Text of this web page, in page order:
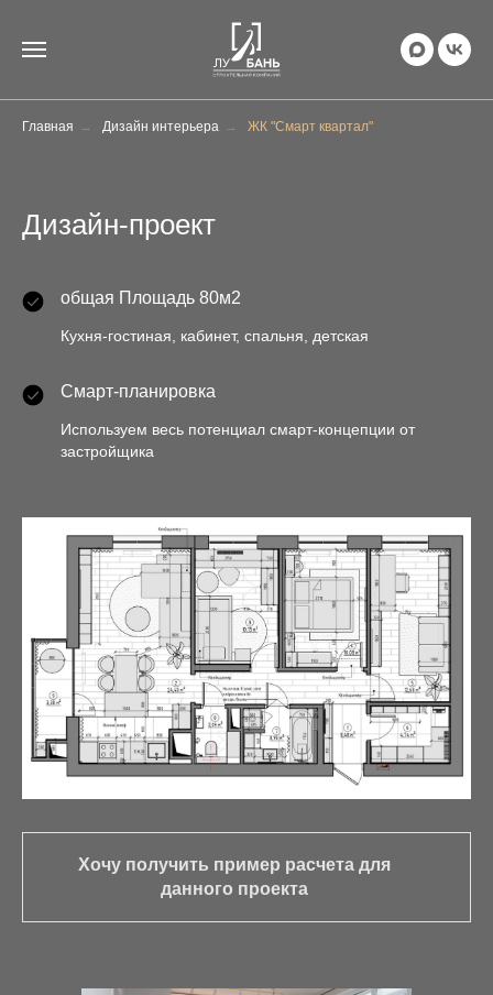
Главная → Дизайн интерьера → ЖК "Смарт квартал"
Дизайн-проект
общая Площадь 80м2
Кухня-гостиная, кабинет, спальня, детская
Смарт-планировка
Используем весь потенциал смарт-концепции от
застройщика
Хочу получить пример расчета для
данного проекта